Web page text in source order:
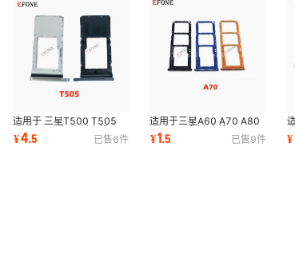
适用于 三星T500 T505
T905 SIM卡 卡托卡槽 SIM
手机插卡卡拖卡座
¥4.5 已售6件
适用于三星A60 A70 A80
A90 5G 卡托 卡槽
¥1.5 已售9件 ¥